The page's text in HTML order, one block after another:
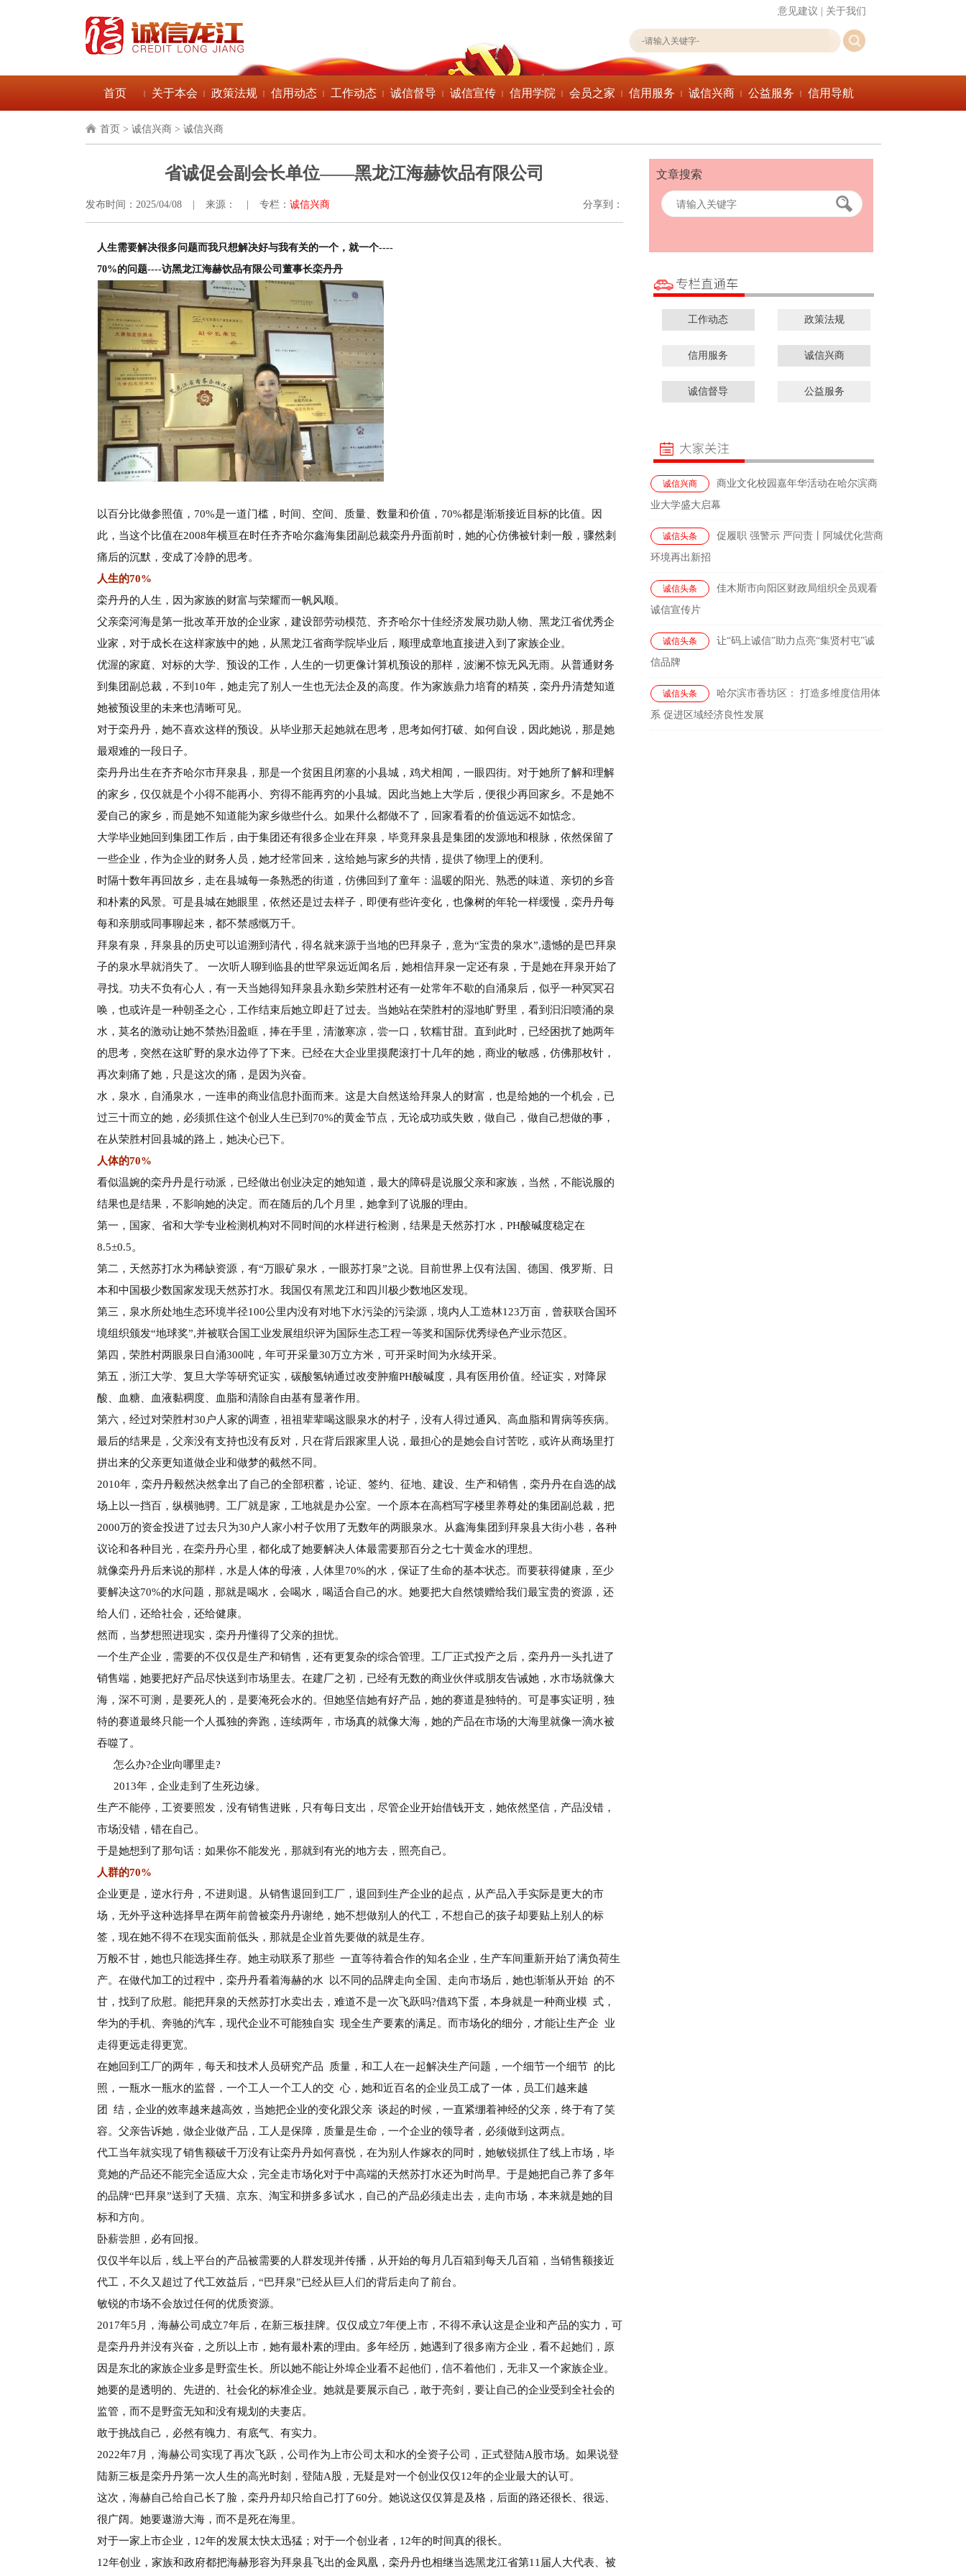
意见建议 关于我们
首页 | 关于本会 | 政策法规 | 信用动态 | 工作动态 | 诚信督导 | 诚信宣传 | 信用学院 | 会员之家 | 信用服务 | 诚信兴商 | 公益服务 | 信用导航
首页 > 诚信兴商 > 诚信兴商
省诚促会副会长单位——黑龙江海赫饮品有限公司
发布时间：2025/04/08 来源： 专栏： 诚信兴商 分享到：
人生需要解决很多问题而我只想解决好与我有关的一个，就一个----
70%的问题----访黑龙江海赫饮品有限公司董事长栾丹丹
以百分比做参照值， 70%是一道门槛，时间、空间、质量、数量和价值，70%都是渐渐接近目标的比值。因
此，当这个比值在2008年横亘在时任齐齐哈尔鑫海集团副总裁栾丹丹面前时，她的心仿佛被针刺一般，骤然刺
痛后的沉默，变成了冷静的思考。
人生的70%
栾丹丹的人生，因为家族的财富与荣耀而一帆风顺。
父亲栾河海是第一批改革开放的企业家，建设部劳动模范、齐齐哈尔十佳经济发展功勋人物、黑龙江省优秀企
业家，对于成长在这样家族中的她， 从黑龙江省商学院毕业后，顺理成章地直接进入到 了家族企业。
优渥的家庭、对标的大学、预设的工作，人生的一切更像计算机预设的那样，波澜不惊无风无雨。
从普通财务
到集团副总裁，不到 10年，她走完了别人一生也无法企及的高度。作为家族鼎力培育的精英，栾丹丹清楚知道
她被预设里的未来也清晰可见。
对于栾丹丹，她不喜欢这样的预设。从毕业那天起她就在思考，思考如何打破、如何自设，因 此她说，那是她
最艰难的一段日子。
栾丹丹出生在齐齐哈尔市拜泉县，那是一个贫困且闭塞的小县城，鸡犬相闻，一眼四街。 对于她所了解和理解
的家乡，仅仅就是个小得不能再小、穷得不能再穷的小县城。因此当她上大学后， 便很少再回家乡。不是她不
爱自己的家乡，而是她不知道能为家乡做些什么。如果什么都做不了，回家看看的价值远远不如惦念。
大学毕业她回到集团工作后，由于集团还有很多企业在拜泉，毕竟拜泉县是集团的发源地和根脉，依然保留了
一些企业，作为企业的财务人员，她才经常回来，这给她与家乡的共情，提供了物理上的便利。
时隔十数年再回故乡，走在县城每一条熟悉的街道，仿佛回到了童年：温暖的阳光、熟悉的味道、亲切的乡音
和朴素的风景。可是县城在她眼里，依然还是过去样子，即便有些许变化，也像树的年轮一样缓慢，栾丹丹每
每和亲朋或同事聊起来，都不禁感慨万千。
拜泉有泉，拜泉县的历史可以追溯到清代，得名就来源于当地的巴拜泉子，意为“宝贵的泉水”,遗憾的是巴拜泉
子的泉水早就消失了。 一次听人聊到临县的世罕泉远近闻名后，她相信拜泉一定还有泉，于是她在拜泉开始了
寻找。功夫不负有心人，有一天当她得知拜泉县永勤乡荣胜村还有一处常年不歇的自涌泉后，似乎一种冥冥召
唤，也或许是一种朝圣之心，工作结束后她立即赶了过去。当她站在荣胜村的湿地旷野里，看到汩汩喷涌的泉
水，莫名的激动让她不禁热泪盈眶，捧在手里，清澈寒凉，尝一口，软糯甘甜。直到此时，已经困扰了她两年
的思考，突然在这旷野的泉水边停了下来。已经在大企业里摸爬滚打十几年的她，商业的敏感，仿佛那枚针，
再次刺痛了她，只是这次的痛，是因为兴奋。
水，泉水，自涌泉水， 一连串的商业信息扑面而来。这是大自然送给拜泉人的财富，也是给她的一个机会，已
过三十而立的她，必须抓住这个创 业人生已到 70%的黄金节点，无论成功或失败，做自己， 做自己想做的事，
在从荣胜村回县城的路上，她决心已下。
人体的70%
看似温婉的栾丹丹是行动派，已经做出创业决定的她知道，最大的障碍是说服父亲和家族，当然， 不能说服的
结果也是结果，不影响她的决定。 而在随后的几个月里，她拿到了说服的理由。
第一，国家、省和大学专业检测机构对不同时间的水样进行检测，结果是天然苏打水， PH酸碱度稳定在
8.5±0.5。
第二，天然苏打水为稀缺资源，有“万眼矿泉水， 一眼苏打泉”之说。目前世界上仅有法国、德国、俄罗斯、日
本和中国极少数国家发现天然苏打水。我国仅有黑龙江和四川极少数地区发现。
第三，泉水所处地生态环境半径100公里内没有对地下水污染的污染源，境内人工造林123万亩，曾获联合国环
境组织颁发“地球奖”,并被联合国工业发展组织评为国际生态工程一等奖和国际优秀绿色产业示范区。
第四，荣胜村两眼泉日自涌300吨，年可开采量30万立方米，可开采时间为永续开采。
第五，浙江大学、复旦大学等研究证实，碳酸氢钠通过改变肿瘤PH酸碱度，具有医用价值。经证实， 对降尿
酸、血糖、血液黏稠度、血脂和清除自由基有显著作用。
第六，经过对荣胜村30户人家的调查，祖祖辈辈喝这眼泉水的村子，没有人得过通风、 高血脂和胃病等疾病。
最后的结果是，父亲没有支持也没有反对，只在背后跟家里人说，最担心的是她会自讨苦吃，或许从商场里打
拼出来的父亲更知道做企业和做梦的截然不同。
2010年，栾丹丹毅然决然拿出了自己的全部积蓄，论证、签约、征地、建设、生产和销售，栾丹丹在自选的战
场上以一挡百，纵横驰骋。工厂就是家，工地就是办公室。 一个原本在高档写字楼里养尊处的集团副 总裁， 把
2000万的资金投进了过去只为30户人家小村子饮用了无数年的两眼泉水。从鑫海集团到拜泉县大街小巷，各种
议论和各种目光，在栾丹丹心里，都化成了她要解决人体最需要那百分之七十黄金水的理想。
就像栾丹丹后来说的那样，水是人体的母液，人体里70%的水，保证了生命的基本状态。 而要获得健康，至少
要解决这70%的水问题， 那就是喝水，会喝水，喝适合自己的水。她要把大自然馈赠给我们最宝贵的资源，还
给人们， 还给社会，还给健康。
然而，当梦想照进现实，栾丹丹懂得了父亲的担忧。
一个生产企业，需要的不仅仅是生产和销售，还有更复杂的综合管理。工厂正式投产之 后，栾丹丹一头扎进了
销售端，她要把好产品尽快送到市场里去。在建厂之初，已经有无数的商业伙伴或朋友告诫她，水市场就像大
海， 深不可测，是要死人的，是要淹死会水的。但她坚信她有好产品，她的赛道是独特的。可是事实证明，独
特的赛道最终只能一个人孤独的奔跑，连续两年，市场真的就像大海，她的产品在市场的大海里就像一滴水被
吞噬了。
怎么办?企业向哪里走?
2013年，企业走到了生死边缘。
生产不能停，工资要照发，没有销售进账，只有每日支出，尽管企业开始借钱开支，她依然坚信，产品没错，
市场没错，错在自己。
于是她想到了那句话：如果你不能发光，那就到有光的地方去，照亮自己。
人群的70%
企业更是，逆水行舟，不进则退。从销售退回到工厂，退回到生产企业的起点，从产品入手实际是更大的市
场，无外乎这种选择早在两年前曾被栾丹丹谢绝，她不想做别人的代工，不想自己的孩子却要贴上别人的标
签，现在她不得不在现实面前低头，那就是企业首先要做的就是生存。
万般不甘，她也只能选择生存。她主动联系了那些 一直等待着合作的知名企业，生产车间重新开始了满负荷生
产。在做代加工的过程中，栾丹丹看着海赫的水
以不同的品牌走向全国、走向市场后，她也渐渐从开始 的不
甘，找到了欣慰。能把拜泉的天然苏打水卖出去， 难道不是一次飞跃吗?借鸡下蛋，本身就是一种商业模 式，
华为的手机、奔驰的汽车，现代企业不可能独自实 现全生产要素的满足。而市场化的细分，才能让生产企 业
走得更远走得更宽。
在她回到工厂的两年，每天和技术人员研究产品 质量，和工人在一起解决生产问题， 一个细节一个细节 的比
照， 一瓶水一瓶水的监督， 一个工人一个工人的交 心，她和近百名的企业员工成了一体，员工们越来越
团
结，企业的效率越来越高效，当她把企业的变化跟父亲 谈起的时候， 一直紧绷着神经的父亲，终于有了笑
容。 父亲告诉她，做企业做产品，工人是保障，质量是生命， 一个企业的领导者，必须做到这两点。
代工当年就实现了销售额破千万没有让栾丹丹如何喜悦，在为别人作嫁衣的同时，她敏锐抓住了线上市场，毕
竟她的产品还不能完全适应大众，完全走市场化对于中高端的天然苏打水还为时尚早。于是她把自己养了多年
的品牌“巴拜泉”送到了天猫、京东、淘宝和拼多多试水，自己的产品必须走出去，走向市场，本来就是她的目
标和方向。
卧薪尝胆，必有回报。
仅仅半年以后，线上平台的产品被需要的人群发现并传播， 从开始的每月几百箱到每天几百箱，当销售额接近
代工，不久又 超过了代工效益后， “巴拜泉”已经从巨人们的背后走向了前台。
敏锐的市场不会放过任何的优质资源。
2017年5月，海赫公司成立7年后，在新三板挂牌。仅仅成立7年便上市，不得不承认这是企业和产品的实力，可
是栾丹丹并没有兴奋，之所以上市，她有最朴素的理由。多年经历，她遇到了很多南方企业，看不起她们，原
因是东北的家族企业多是野蛮生长。所以她不能让外埠企业看不起他们， 信不着他们，无非又一个家族企业。
她要的是透明的、先进的、社会化的标准企业。她就是要展示自己，敢于亮剑，要让自己的企业受到全社会的
监管，而不是野蛮无知和没有规划的夫妻店。
敢于挑战自己，必然有魄力、有底气、有实力。
2022年7月，海赫公司实现了再次飞跃，公司作为上市公司太和水的全资子公司，正式登陆A股市场。如果说登
陆新三板是栾丹丹第一次人生的高光时刻，登陆A股，无疑是对一个创业仅仅12年的企业最大的认可。
这次，海赫自己给自己长了脸， 栾丹丹却只给自己打了60分。她说这仅仅算是及格，后面的路还很长、很远、
很广阔。她要遨游大海，而不是死在海里。
对于一家上市企业， 12年的发展太快太迅猛；对于一个创业者， 12年的时间真的很长。
12年创业，家族和政府都把海赫形容为拜泉县飞出的金凤凰，栾丹丹也相继当选黑龙江省第11届人大代表、被
文章搜索
工作动态 政策法规
信用服务 诚信兴商
诚信督导 公益服务
诚信兴商
商业文化校园嘉年华活动在哈尔滨商
业大学盛大启幕
诚信头条
促履职 强警示 严问责丨阿城优化营商
环境再出新招
诚信头条
佳木斯市向阳区财政局组织全员观看
诚信宣传片
诚信头条
让“码上诚信”助力点亮“集贤村屯”诚
信品牌
诚信头条
哈尔滨市香坊区： 打造多维度信用体
系 促进区域经济良性发展